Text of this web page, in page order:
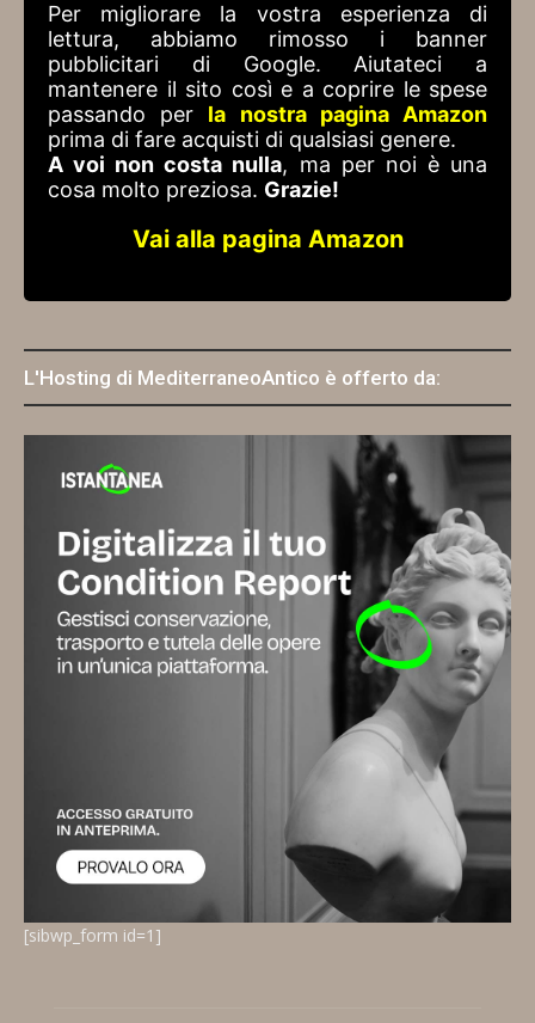
Per migliorare la vostra esperienza di
lettura, abbiamo rimosso i banner
pubblicitari di Google. Aiutateci a
mantenere il sito così e a coprire le spese
passando per la nostra pagina Amazon
prima di fare acquisti di qualsiasi genere.
A voi non costa nulla, ma per noi è una
cosa molto preziosa. Grazie!
Vai alla pagina Amazon
L'Hosting di MediterraneoAntico è offerto da:
[sibwp_form id=1]